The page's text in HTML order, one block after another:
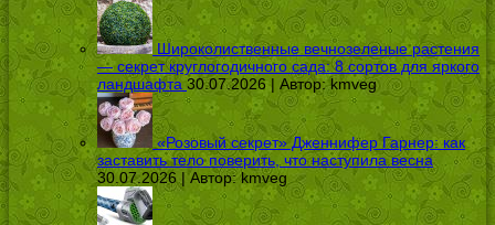
Широколиственные вечнозеленые растения
— секрет круглогодичного сада: 8 сортов для яркого
ландшафта 30.07.2026 | Автор:kmveg
«Розовый секрет» Дженнифер Гарнер: как
заставить тело поверить, что наступила весна
30.07.2026 | Автор:kmveg